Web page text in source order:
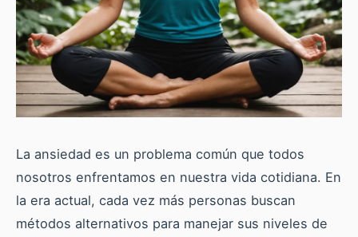
La ansiedad es un problema común que todos
nosotros enfrentamos en nuestra vida cotidiana. En
la era actual, cada vez más personas buscan
métodos alternativos para manejar sus niveles de